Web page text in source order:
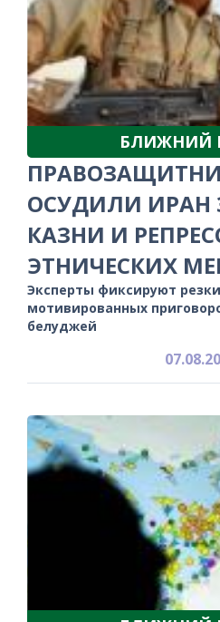
БЛИЖНИЙ
ОСУДИЛИ ИРАН
КАЗНИ И
ЭТНИЧЕСКИХ
Эксперты фиксируют
мотивированных
белуджей